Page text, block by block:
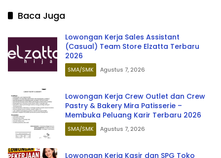
Baca Juga
Lowongan Kerja Sales Assistant
(Casual) Team Store Elzatta Terbaru
2026
SMA/SMK Agustus 7, 2026
Lowongan Kerja Crew Outlet dan Crew
Pastry & Bakery Mira Patisserie –
Membuka Peluang Karir Terbaru 2026
SMA/SMK Agustus 7, 2026
Lowongan Kerja Kasir dan SPG Toko